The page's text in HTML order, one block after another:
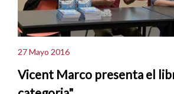
27 Mayo 2016
Vicent Marco presenta el